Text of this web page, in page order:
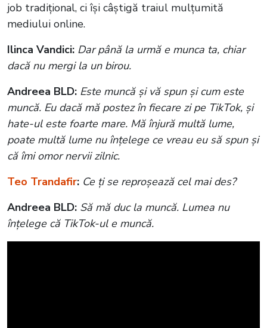
job tradițional, ci își câștigă traiul mulțumită
mediului online.
Ilinca Vandici: Dar până la urmă e munca ta, chiar
dacă nu mergi la un birou.
Andreea BLD: Este muncă și vă spun și cum este
muncă. Eu dacă mă postez în fiecare zi pe TikTok, și
hate-ul este foarte mare. Mă înjură multă lume,
poate multă lume nu înțelege ce vreau eu să spun și
că îmi omor nervii zilnic.
Teo Trandafir: Ce ți se reproșează cel mai des?
Andreea BLD: Să mă duc la muncă. Lumea nu
înțelege că TikTok-ul e muncă.